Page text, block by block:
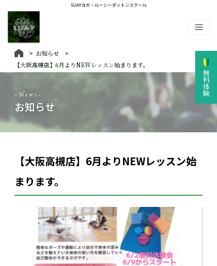
SUAYヨガ・ルーシーダットンスクール
お知らせ
【大阪高槻店】6月よりNEWレッスン始まります。
-News-
お知らせ
【大阪高槻店】6月よりNEWレッスン始
まります。
無料体験